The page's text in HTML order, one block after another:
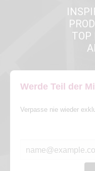
TOP
Werde Teil der
Verpasse nie wieder